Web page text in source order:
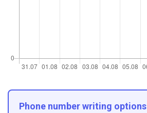
Phone number writing options